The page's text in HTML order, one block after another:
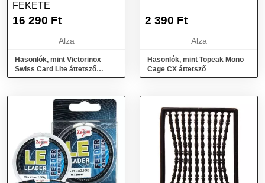
FEKETE
16 290 Ft
Alza
Hasonlók, mint Victorinox
Swiss Card Lite áttetsző
fekete
2 390 Ft
Alza
Hasonlók, mint Topeak Mono
Cage CX áttetsző